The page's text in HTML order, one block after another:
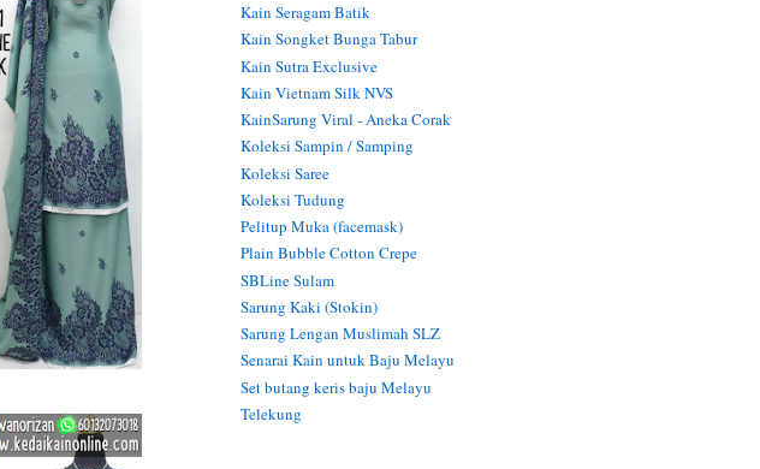
Kain Seragam Batik
Kain Songket Bunga Tabur
Kain Sutra Exclusive
Kain Vietnam Silk NVS
KainSarung Viral - Aneka Corak
Koleksi Sampin / Samping
Koleksi Saree
Koleksi Tudung
Pelitup Muka (facemask)
Plain Bubble Cotton Crepe
SBLine Sulam
Sarung Kaki (Stokin)
Sarung Lengan Muslimah SLZ
Senarai Kain untuk Baju Melayu
Set butang keris baju Melayu
Telekung